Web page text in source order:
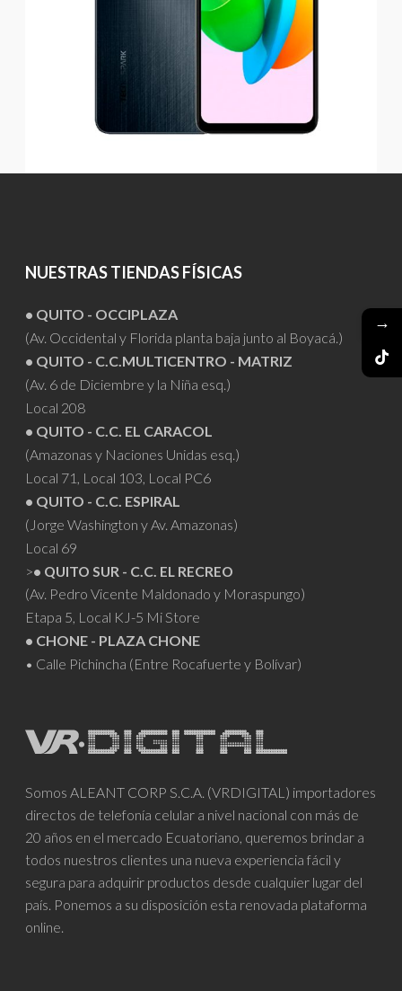
NUESTRAS TIENDAS FÍSICAS
• QUITO - OCCIPLAZA
(Av. Occidental y Florida planta baja junto al Boyacá.)
• QUITO - C.C.MULTICENTRO - MATRIZ
(Av. 6 de Diciembre y la Niña esq.)
Local 208
• QUITO - C.C. EL CARACOL
(Amazonas y Naciones Unidas esq.)
Local 71, Local 103, Local PC6
• QUITO - C.C. ESPIRAL
(Jorge Washington y Av. Amazonas)
Local 69
>• QUITO SUR - C.C. EL RECREO
(Av. Pedro Vicente Maldonado y Moraspungo)
Etapa 5, Local KJ-5 Mi Store
• CHONE - PLAZA CHONE
• Calle Pichincha (Entre Rocafuerte y Bolívar)
Somos ALEANT CORP S.C.A. (VRDIGITAL) importadores
directos de telefonía celular a nivel nacional con más de
20 años en el mercado Ecuatoriano, queremos brindar a
todos nuestros clientes una nueva experiencia fácil y
segura para adquirir productos desde cualquier lugar del
país. Ponemos a su disposición esta renovada plataforma
online.
→